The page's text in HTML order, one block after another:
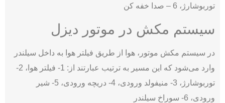
توربوشارژ، 6 – صدا خفه کن
سیستم مکش در موتور دیزل
در سیستم مکش موتور، هوا از طریق فیلتر هوا به داخل سیلندر
وارد می‌شود که این مسیر به ترتیب عبارتند از: 1- فیلتر هوا، 2-
توربوشارژ، 3- منیفولد ورودی، 4- دریچه ورودی، 5- شیر
ورودی، 6- سوراخ سیلندر